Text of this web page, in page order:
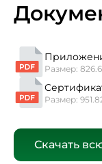
Размер:
Размер:
Скачать